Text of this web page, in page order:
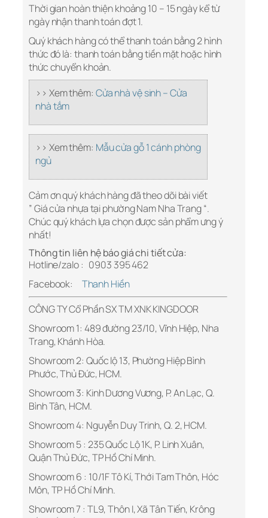
Thời gian hoàn thiện khoảng 10 – 15 ngày kể từ
ngày nhận thanh toán đợt 1.
Quý khách hàng có thể thanh toán bằng 2 hình
thức đó là: thanh toán bằng tiền mặt hoặc hình
thức chuyển khoản.
>> Xem thêm: Cửa nhà vệ sinh – Cửa
nhà tắm
>> Xem thêm: Mẫu cửa gỗ 1 cánh phòng
ngủ
Cảm ơn quý khách hàng đã theo dõi bài viết
” Giá cửa nhựa tại phường Nam Nha Trang “.
Chúc quý khách lựa chọn được sản phẩm ưng ý
nhất!
Thông tin liên hệ báo giá chi tiết cửa:
Hotline/zalo : 0903 395 462
Facebook:
Thanh Hiền
CÔNG TY Cổ Phần SX TM XNK KINGDOOR
Showroom 1: 489 đường 23/10, Vĩnh Hiệp, Nha
Trang, Khánh Hòa.
Showroom 2: Quốc lộ 13, Phường Hiệp Bình
Phước, Thủ Đức, HCM.
Showroom 3: Kinh Dương Vương, P. An Lạc, Q.
Bình Tân, HCM.
Showroom 4: Nguyễn Duy Trinh, Q. 2, HCM.
Showroom 5 : 235 Quốc Lộ 1K, P. Linh Xuân,
Quận Thủ Đức, TP Hồ Chí Minh.
Showroom 6 : 10/1F Tô Kí, Thới Tam Thôn, Hóc
Môn, TP Hồ Chí Minh.
Showroom 7 : TL9, Thôn I, Xã Tân Tiến, Krông